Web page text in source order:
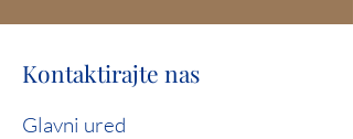
Kontaktirajte nas
Glavni ured